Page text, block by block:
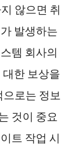
않으면 취
발생하는
템 회사의
한 보상을
로는 정보
것이 중요
트 작업 시